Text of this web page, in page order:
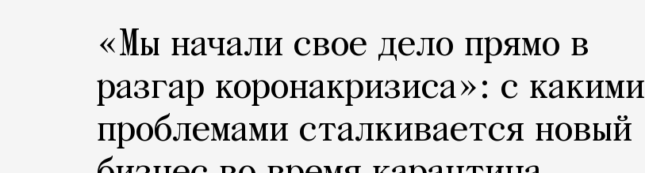
«Мы начали свое дело прямо в
разгар коронакризиса»: с какими
проблемами сталкивается новый